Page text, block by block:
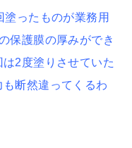
ったものが業務用
保護膜の厚みができ
2度塗りさせていた
断然違ってくるわ